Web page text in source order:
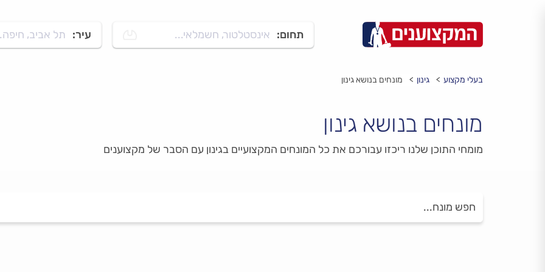
תחום: אינסטלטור, חשמלאי... עיר: תל אביב,
בעלי מקצוע גינון מונחים בנושא גינון
מונחים בנושא גינון
מומחי התוכן שלנו ריכזו עבורכם את כל המונחים המקצועיים בגינון עם הסבר של מקצוענים